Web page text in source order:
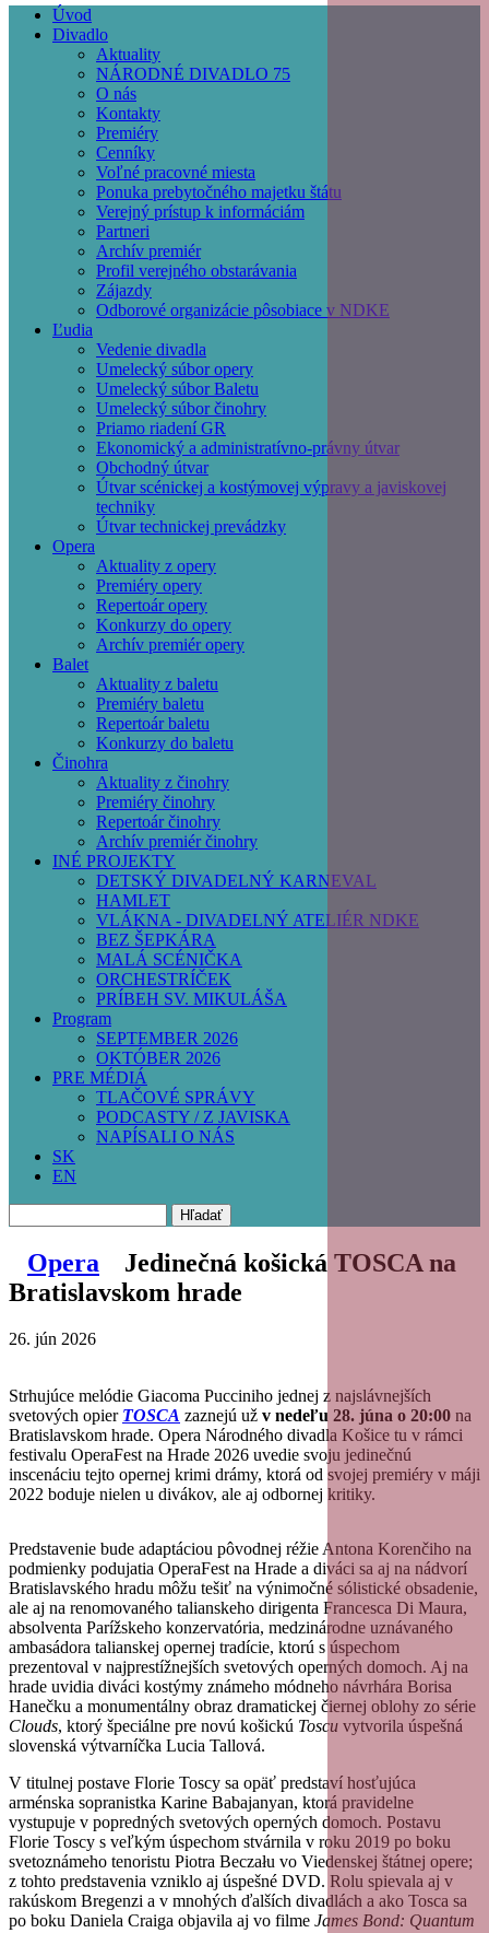
Main
navigation
Úvod
Divadlo
Aktuality
NÁRODNÉ DIVADLO 75
O nás
Kontakty
Premiéry
Cenníky
Voľné pracovné miesta
Ponuka prebytočného majetku štátu
Verejný prístup k informáciám
Partneri
Archív premiér
Profil verejného obstarávania
Zájazdy
Odborové organizácie pôsobiace v NDKE
Ľudia
Vedenie divadla
Umelecký súbor opery
Umelecký súbor Baletu
Umelecký súbor činohry
Priamo riadení GR
Ekonomický a administratívno-právny útvar
Obchodný útvar
Útvar scénickej a kostýmovej výpravy a javiskovej
techniky
Útvar technickej prevádzky
Opera
Aktuality z opery
Premiéry opery
Repertoár opery
Konkurzy do opery
Archív premiér opery
Balet
Aktuality z baletu
Premiéry baletu
Repertoár baletu
Konkurzy do baletu
Činohra
Aktuality z činohry
Premiéry činohry
Repertoár činohry
Archív premiér činohry
INÉ PROJEKTY
DETSKÝ DIVADELNÝ KARNEVAL
HAMLET
VLÁKNA - DIVADELNÝ ATELIÉR NDKE
BEZ ŠEPKÁRA
MALÁ SCÉNIČKA
ORCHESTRÍČEK
PRÍBEH SV. MIKULÁŠA
Program
SEPTEMBER 2026
OKTÓBER 2026
PRE MÉDIÁ
TLAČOVÉ SPRÁVY
PODCASTY / Z JAVISKA
NAPÍSALI O NÁS
SK
EN
Opera
Jedinečná košická TOSCA na
Bratislavskom hrade
26. jún 2026
Strhujúce melódie Giacoma Pucciniho jednej z najslávnejších
svetových opier TOSCA zaznejú už v nedeľu 28. júna o 20:00 na
Bratislavskom hrade. Opera Národného divadla Košice tu v rámci
festivalu OperaFest na Hrade 2026 uvedie svoju jedinečnú
inscenáciu tejto opernej krimi drámy, ktorá od svojej premiéry v máji
2022 boduje nielen u divákov, ale aj odbornej kritiky.
Predstavenie bude adaptáciou pôvodnej réžie Antona Korenčiho na
podmienky podujatia OperaFest na Hrade a diváci sa aj na nádvorí
Bratislavského hradu môžu tešiť na výnimočné sólistické obsadenie,
ale aj na renomovaného talianskeho dirigenta Francesca Di Maura,
absolventa Parížskeho konzervatória, medzinárodne uznávaného
ambasádora talianskej opernej tradície, ktorú s úspechom
prezentoval v najprestížnejších svetových operných domoch. Aj na
hrade uvidia diváci kostýmy známeho módneho návrhára Borisa
Hanečku a monumentálny obraz dramatickej čiernej oblohy zo série
Clouds, ktorý špeciálne pre novú košickú Toscu vytvorila úspešná
slovenská výtvarníčka Lucia Tallová.
V titulnej postave Florie Toscy sa opäť predstaví hosťujúca
arménska sopranistka Karine Babajanyan, ktorá pravidelne
vystupuje v popredných svetových operných domoch. Postavu
Florie Toscy s veľkým úspechom stvárnila v roku 2019 po boku
svetoznámeho tenoristu Piotra Beczału vo Viedenskej štátnej opere;
z tohto predstavenia vzniklo aj úspešné DVD. Rolu spievala aj v
rakúskom Bregenzi a v mnohých ďalších divadlách a ako Tosca sa
po boku Daniela Craiga objavila aj vo filme James Bond: Quantum